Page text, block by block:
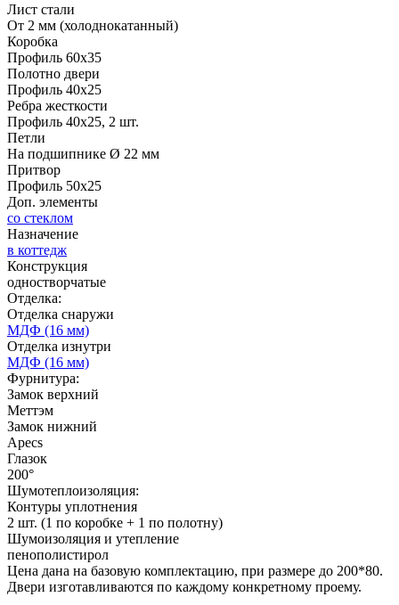
Д-36 46 30
Д-36 С
C53
C55
C57 C58
Лист стали
От 2 мм (холоднокатанный)
Коробка
Профиль 60х35
Полотно двери
Профиль 40х25
Ребра жесткости
Профиль 40х25, 2 шт.
Петли
На подшипнике Ø 22 мм
Притвор
Профиль 50х25
Доп. элементы
со стеклом
Назначение
в коттедж
Конструкция
одностворчатые
Отделка:
Отделка снаружи
МДФ (16 мм)
Отделка изнутри
МДФ (16 мм)
Фурнитура:
Замок верхний
Меттэм
Замок нижний
Apecs
Глазок
200°
Шумотеплоизоляция:
Контуры уплотнения
2 шт. (1 по коробке + 1 по полотну)
Шумоизоляция и утепление
пенополистирол
Цена дана на базовую комплектацию, при размере до 200*80.
Двери изготавливаются по каждому конкретному проему.